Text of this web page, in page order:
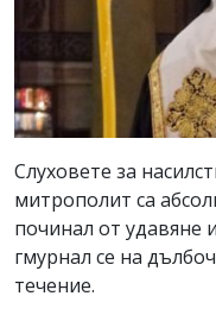
Слуховете за
митрополит са
починал от удавяне
гмурнал се на
течение.